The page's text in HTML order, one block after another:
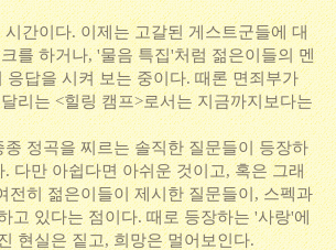
간이다. 이제는 고갈된 게스트군들에 대
를 하거나, '물음 특집'처럼 젊은이들의 멘
답을 시켜 보는 중이다. 때론 면죄부가
리는 <힐링 캠프>로서는 지금까지보다는
정곡을 찌르는 솔직한 질문들이 등장하
다만 아쉽다면 아쉬운 것이고, 혹은 그래
전히 젊은이들이 제시한 질문들이, 스펙과
고 있다는 점이다. 때로 등장하는 '사랑'에
현실은 짙고, 희망은 멀어보인다.